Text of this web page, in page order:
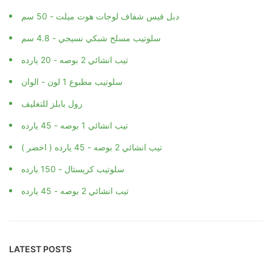
دبل فيس شفاف لوجات هوت ميلت - 50 سم
سلوتيب مسلح شبكي نسيجي - 4.8 سم
تيب انشائي 2 بوصه - 20 يارده
سلوتيب مطبوع 1 لون - الوان
رول بابلز للتغليف
تيب انشائي 1 بوصه - 45 يارده
تيب انشائي 2 بوصه - 45 يارده ( اخضر )
سلوتيب كريستال - 150 يارده
تيب انشائي 2 بوصه - 45 يارده
LATEST POSTS